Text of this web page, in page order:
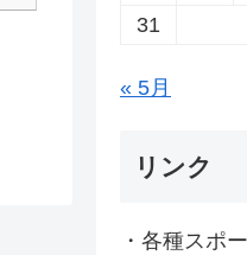
31
« 5月
リンク
・各種スポ